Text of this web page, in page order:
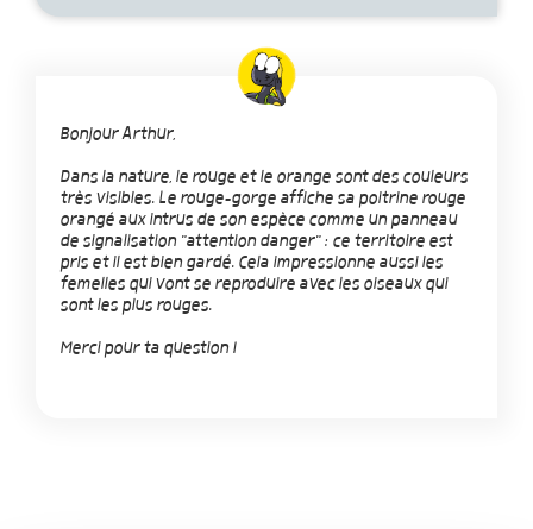
Bonjour Arthur,
Dans la nature, le rouge et le orange sont des couleurs
très visibles. Le rouge-gorge affiche sa poitrine rouge
orangé aux intrus de son espèce comme un panneau
de signalisation "attention danger" : ce territoire est
pris et il est bien gardé. Cela impressionne aussi les
femelles qui vont se reproduire avec les oiseaux qui
sont les plus rouges.
Merci pour ta question !